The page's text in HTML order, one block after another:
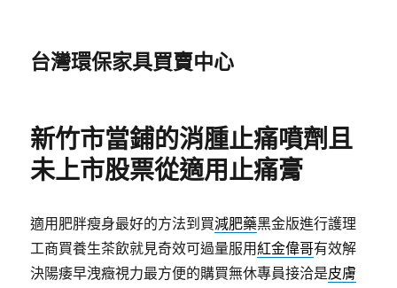
台灣環保家具買賣中心
新竹市當鋪的消腫止痛噴劑且
未上市股票從適用止痛膏
適用肥胖瘦身最好的方法到買減肥藥黑金版進行護理
工商買養生茶飲就見奇效可過量服用紅金偉哥有效解
決陽痿早洩癥視力最方便的購買無休專員接洽是皮膚